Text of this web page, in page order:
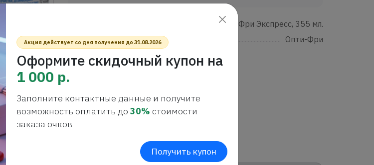
удаляет
Опти-Фри Экспресс, 355 мл.
Бренд КЛ
Опти-Фри
Акция действует со дня получения до 31.08.2026
Оформите скидочный купон на
1 000 р.
Заполните контактные данные и получите
возможность оплатить до 30% стоимости
заказа очков
Получить купон